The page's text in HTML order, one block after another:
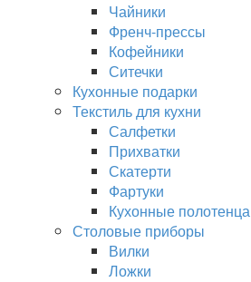
Чайники
Френч-прессы
Кофейники
Ситечки
Кухонные подарки
Текстиль для кухни
Салфетки
Прихватки
Скатерти
Фартуки
Кухонные полотенца
Столовые приборы
Вилки
Ложки